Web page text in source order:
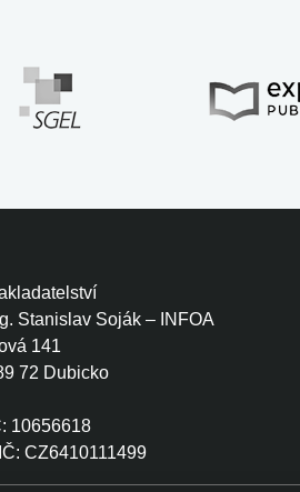
Stanislav Soják – INFOA
141
72 Dubicko
10656618
CZ6410111499